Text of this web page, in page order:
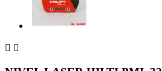
 